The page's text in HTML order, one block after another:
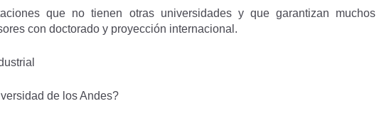
que no tienen otras universidades y que garantizan
con doctorado y proyección internacional.
de los Andes?